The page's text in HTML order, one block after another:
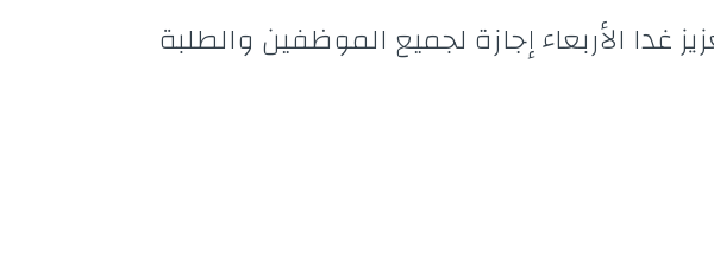
غدا الأربعاء إجازة لجميع الموظفين والطلبة